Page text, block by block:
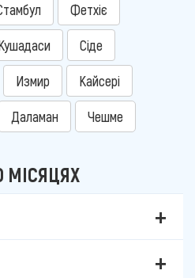
Фетхіє
Сіде
Измир Кайсері
Даламан Чешме
МІСЯЦЯХ